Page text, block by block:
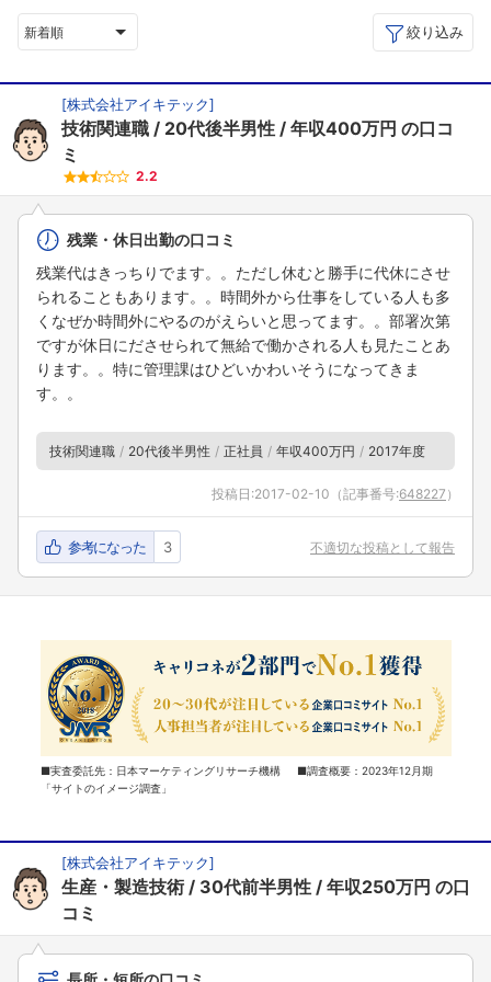
新着順 絞り込み
[株式会社アイキテック]
技術関連職 20代後半男性 年収400万円 の口コ
ミ
2.2
残業・休日出勤の口コミ
残業代はきっちりでます。。ただし休むと勝手に代休にさせ
られることもあります。。時間外から仕事をしている人も多
くなぜか時間外にやるのがえらいと思ってます。。部署次第
ですが休日にださせられて無給で働かされる人も見たことあ
ります。。特に管理課はひどいかわいそうになってきま
す。。
技術関連職 20代後半男性 正社員 年収400万円 2017年度
投稿日:2017-02-10 （記事番号:648227 ）
参考になった 3 不適切な投稿として報告
■実査委託先：日本マーケティングリサーチ機構 ■調査概要：2023年12月期
「サイトのイメージ調査」
[株式会社アイキテック]
生産・製造技術 30代前半男性 年収250万円 の口
コミ